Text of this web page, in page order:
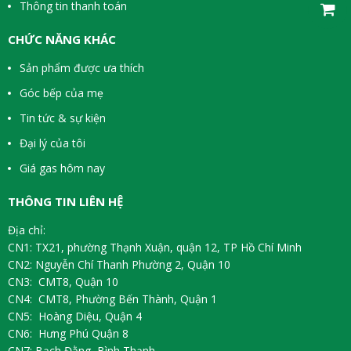
Thông tin thanh toán
CHỨC NĂNG KHÁC
Sản phẩm được ưa thích
Góc bếp của mẹ
Tin tức & sự kiện
Đại lý của tôi
Giá gas hôm nay
THÔNG TIN LIÊN HỆ
Địa chỉ:
CN1: TX21, phường Thạnh Xuận, quận 12, TP Hồ Chí Minh
CN2: Nguyễn Chí Thanh Phường 2, Quận 10
CN3: CMT8, Quận 10
CN4: CMT8, Phường Bến Thành, Quận 1
CN5: Hoàng Diệu, Quận 4
CN6: Hưng Phú Quận 8